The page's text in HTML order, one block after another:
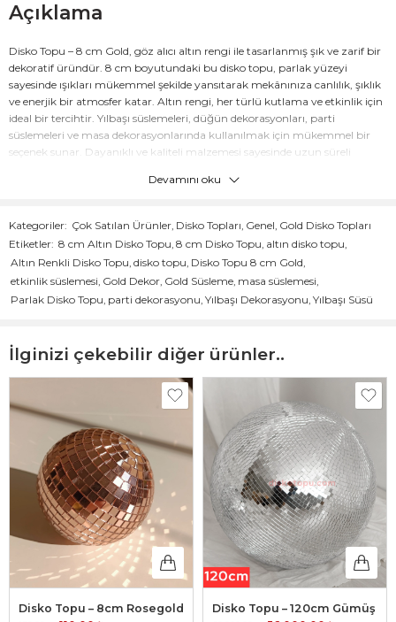
Açıklama
Disko Topu – 8 cm Gold, göz alıcı altın rengi ile tasarlanmış şık ve zarif bir
dekoratif üründür. 8 cm boyutundaki bu disko topu, parlak yüzeyi
sayesinde ışıkları mükemmel şekilde yansıtarak mekânınıza canlılık, şıklık
ve enerjik bir atmosfer katar. Altın rengi, her türlü kutlama ve etkinlik için
ideal bir tercihtir. Yılbaşı süslemeleri, düğün dekorasyonları, parti
süslemeleri ve masa dekorasyonlarında kullanılmak için mükemmel bir
seçenek sunar. Dayanıklı ve kaliteli malzemesi sayesinde uzun süreli
Özellik
Detay
Malzeme Parlak altın (gold) malzeme
Boyut
8 cm
Kullanım
Alanı
Yılbaşı süslemeleri, düğün dekorasyonları, parti
dekorasyonları, masa süslemeleri, etkinlikler
Parlak ve yansımalı altın rengi
Montaj
Asma aparatı ile kolayca asılabilir
Ağırlık
Hafif, taşınabilir ve dayanıklı
Kargo
Ambalajı
Dayanıklı kutu ile güvenli paketleme
Süresi
2-4 iş günü içerisinde teslimat
Disko Topu – 8 cm Gold, altın renginin ışıltısı ve zarafetiyle her ortamda
dikkat çeker. 8 cm boyutundaki bu disko topu, ışığı mükemmel şekilde
yansıtarak mekânınıza enerjik ve şık bir atmosfer katar. Altın rengi,
Devamını oku
Kategoriler: Çok Satılan Ürünler, Disko Topları, Genel, Gold Disko Topları
Etiketler: 8 cm Altın Disko Topu, 8 cm Disko Topu, altın disko topu,
Altın Renkli Disko Topu, disko topu, Disko Topu 8 cm Gold,
etkinlik süslemesi, Gold Dekor, Gold Süsleme, masa süslemesi,
Parlak Disko Topu, parti dekorasyonu, Yılbaşı Dekorasyonu, Yılbaşı Süsü
İlginizi çekebilir diğer ürünler..
Disko Topu – 8cm Rosegold Disko Topu – 120cm Gümüş